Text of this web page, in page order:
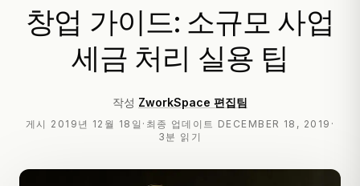
창업 가이드: 소규모 사업
세금 처리 실용 팁
작성 ZworkSpace 편집팀
게시 2019년 12월 18일 · 최종 업데이트 DECEMBER 18, 2019 ·
3분 읽기